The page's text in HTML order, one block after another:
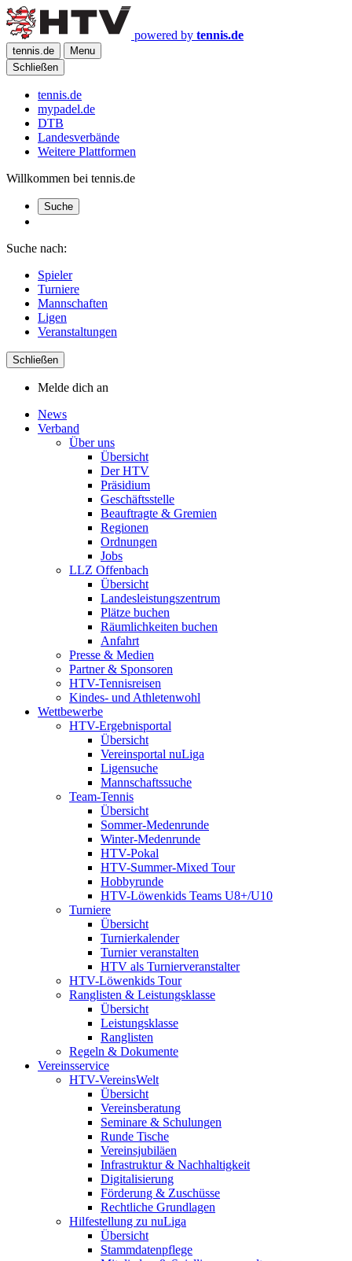
powered by tennis.de
tennis.de
Menu
Schließen
tennis.de
mypadel.de
DTB
Landesverbände
Weitere Plattformen
Willkommen bei tennis.de
Suche
Suche nach:
Spieler
Turniere
Mannschaften
Ligen
Veranstaltungen
Schließen
Melde dich an
News
Verband
Über uns
Übersicht
Der HTV
Präsidium
Geschäftsstelle
Beauftragte & Gremien
Regionen
Ordnungen
Jobs
LLZ Offenbach
Übersicht
Landesleistungszentrum
Plätze buchen
Räumlichkeiten buchen
Anfahrt
Presse & Medien
Partner & Sponsoren
HTV-Tennisreisen
Kindes- und Athletenwohl
Wettbewerbe
HTV-Ergebnisportal
Übersicht
Vereinsportal nuLiga
Ligensuche
Mannschaftssuche
Team-Tennis
Übersicht
Sommer-Medenrunde
Winter-Medenrunde
HTV-Pokal
HTV-Summer-Mixed Tour
Hobbyrunde
HTV-Löwenkids Teams U8+/U10
Turniere
Übersicht
Turnierkalender
Turnier veranstalten
HTV als Turnierveranstalter
HTV-Löwenkids Tour
Ranglisten & Leistungsklasse
Übersicht
Leistungsklasse
Ranglisten
Regeln & Dokumente
Vereinsservice
HTV-VereinsWelt
Übersicht
Vereinsberatung
Seminare & Schulungen
Runde Tische
Vereinsjubiläen
Infrastruktur & Nachhaltigkeit
Digitalisierung
Förderung & Zuschüsse
Rechtliche Grundlagen
Hilfestellung zu nuLiga
Übersicht
Stammdatenpflege